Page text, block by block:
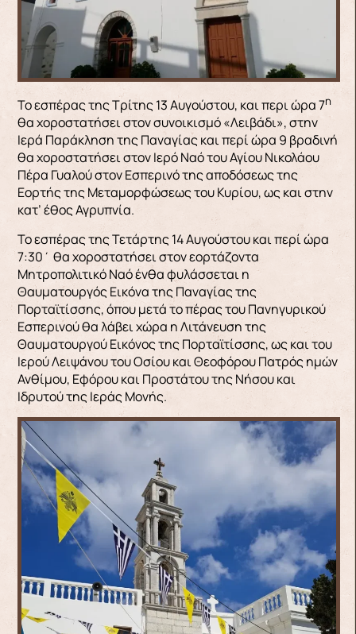
Το εσπέρας της Τρίτης 13 Αυγούστου, και περι ώρα 7η
θα χοροστατήσει στον συνοικισμό «Λειβάδι», στην
Ιερά Παράκληση της Παναγίας και περί ώρα 9 βραδινή
θα χοροστατήσει στον Ιερό Ναό του Αγίου Νικολάου
Πέρα Γυαλού στον Εσπερινό της αποδόσεως της
Εορτής της Μεταμορφώσεως του Κυρίου, ως και στην
κατ’ έθος Αγρυπνία.
Το εσπέρας της Τετάρτης 14 Αυγούστου και περί ώρα
7:30΄ θα χοροστατήσει στον εορτάζοντα
Μητροπολιτικό Ναό ένθα φυλάσσεται η
Θαυματουργός Εικόνα της Παναγίας της
Πορταϊτίσσης, όπου μετά το πέρας του Πανηγυρικού
Εσπερινού θα λάβει χώρα η Λιτάνευση της
Θαυματουργού Εικόνος της Πορταϊτίσσης, ως και του
Ιερού Λειψάνου του Οσίου και Θεοφόρου Πατρός ημών
Ανθίμου, Εφόρου και Προστάτου της Νήσου και
Ιδρυτού της Ιεράς Μονής.